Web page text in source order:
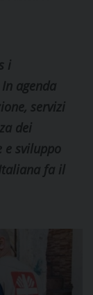
i
agenda
servizi
dei
e sviluppo
fa il